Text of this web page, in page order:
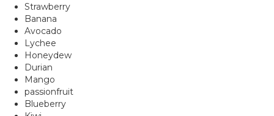
Strawberry
Banana
Avocado
Lychee
Honeydew
Durian
Mango
passionfruit
Blueberry